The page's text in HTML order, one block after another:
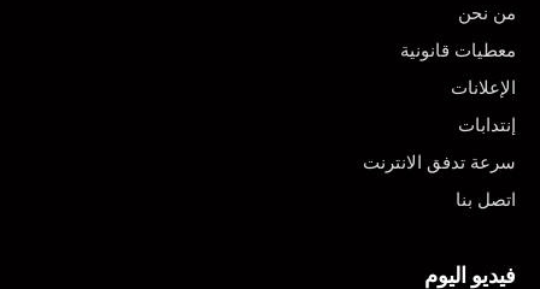
من نحن
معطيات قانونية
الإعلانات
إنتدابات
سرعة تدفق الانترنت
اتصل بنا
فيديو اليوم